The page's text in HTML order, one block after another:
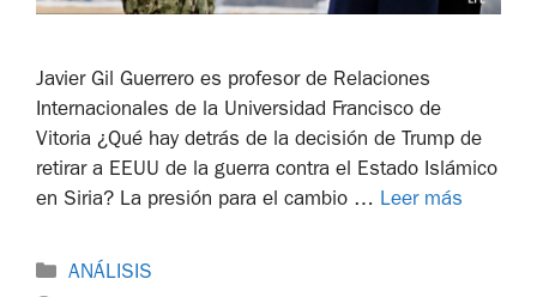
Javier Gil Guerrero es profesor de Relaciones
Internacionales de la Universidad Francisco de
Vitoria ¿Qué hay detrás de la decisión de Trump de
retirar a EEUU de la guerra contra el Estado Islámico
en Siria? La presión para el cambio … Leer más
ANÁLISIS